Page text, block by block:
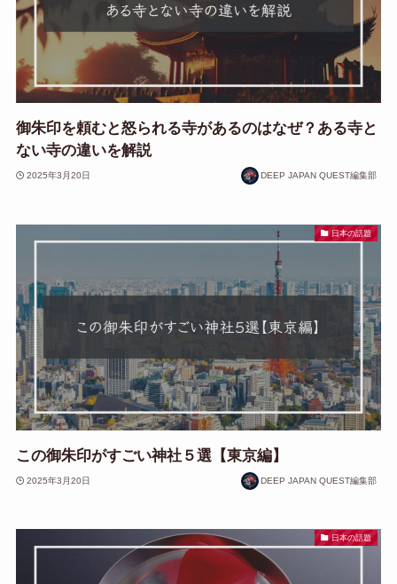
御朱印を頼むと怒られる寺があるのはなぜ？ある寺と
ない寺の違いを解説
2025年3月20日 DEEP JAPAN QUEST編集部
日本の話題
この御朱印がすごい神社５選【東京編】
2025年3月20日 DEEP JAPAN QUEST編集部
日本の話題